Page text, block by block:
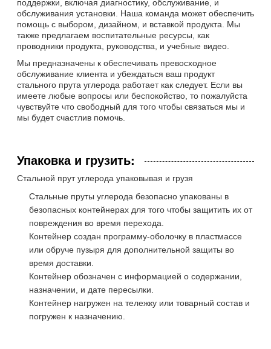
поддержки, включая диагностику, обслуживание, и
обслуживания установки. Наша команда может обеспечить
помощь с выбором, дизайном, и вставкой продукта. Мы
также предлагаем воспитательные ресурсы, как
проводники продукта, руководства, и учебные видео.
Мы предназначены к обеспечивать превосходное
обслуживание клиента и убеждаться ваш продукт
стального прута углерода работает как следует. Если вы
имеете любые вопросы или беспокойство, то пожалуйста
чувствуйте что свободный для того чтобы связаться мы и
мы будет счастлив помочь.
Упаковка и грузить:
Стальной прут углерода упаковывая и грузя
Стальные пруты углерода безопасно упакованы в
безопасных контейнерах для того чтобы защитить их от
повреждения во время перехода.
Контейнер создан программу-оболочку в пластмассе
или обруче пузыря для дополнительной защиты во
время доставки.
Контейнер обозначен с информацией о содержании,
назначении, и дате пересылки.
Контейнер нагружен на тележку или товарный состав и
погружен к назначению.